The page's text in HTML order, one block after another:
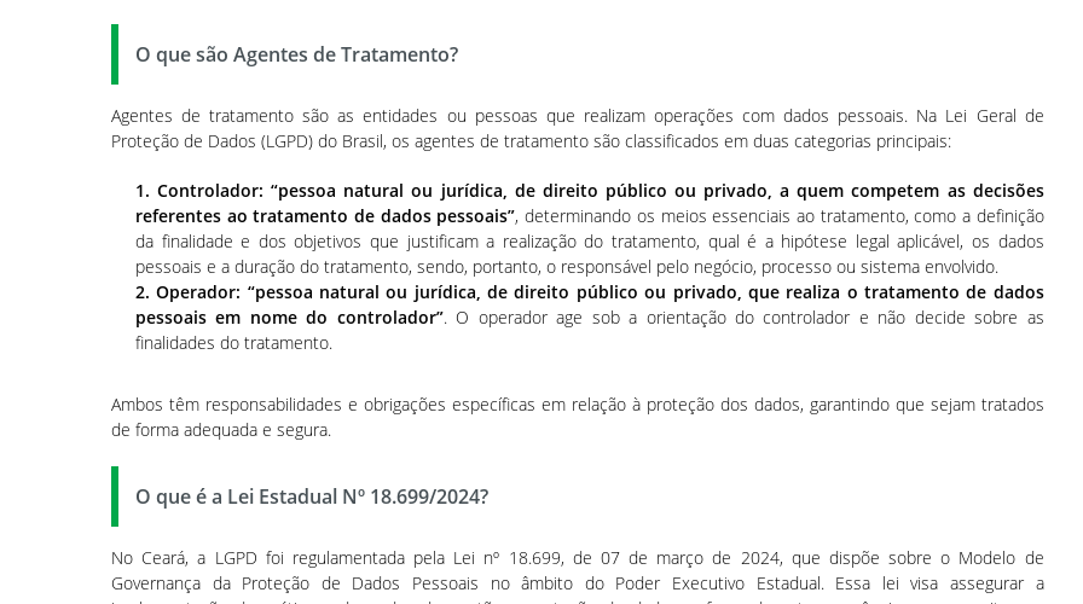
O que são Agentes de Tratamento?
Agentes de tratamento são as entidades ou pessoas que realizam operações com dados pessoais. Na Lei Geral de
Proteção de Dados (LGPD) do Brasil, os agentes de tratamento são classificados em duas categorias principais:
1. Controlador: “pessoa natural ou jurídica, de direito público ou privado, a quem competem as decisões
referentes ao tratamento de dados pessoais”, determinando os meios essenciais ao tratamento, como a definição
da finalidade e dos objetivos que justificam a realização do tratamento, qual é a hipótese legal aplicável, os dados
pessoais e a duração do tratamento, sendo, portanto, o responsável pelo negócio, processo ou sistema envolvido.
2. Operador: “pessoa natural ou jurídica, de direito público ou privado, que realiza o tratamento de dados
pessoais em nome do controlador”. O operador age sob a orientação do controlador e não decide sobre as
finalidades do tratamento.
Ambos têm responsabilidades e obrigações específicas em relação à proteção dos dados, garantindo que sejam tratados
de forma adequada e segura.
O que é a Lei Estadual Nº 18.699/2024?
No Ceará, a LGPD foi regulamentada pela Lei nº 18.699, de 07 de março de 2024, que dispõe sobre o Modelo de
Governança da Proteção de Dados Pessoais no âmbito do Poder Executivo Estadual. Essa lei visa assegurar a